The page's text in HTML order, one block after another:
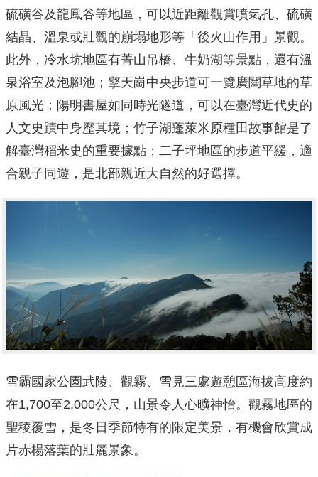
硫磺谷及龍鳳谷等地區，可以近距離觀賞噴氣孔、硫磺
結晶、溫泉或壯觀的崩塌地形等「後火山作用」景觀。
此外，冷水坑地區有菁山吊橋、牛奶湖等景點，還有溫
泉浴室及泡腳池；擎天崗中央步道可一覽廣闊草地的草
原風光；陽明書屋如同時光隧道，可以在臺灣近代史的
人文史蹟中身歷其境；竹子湖蓬萊米原種田故事館是了
解臺灣稻米史的重要據點；二子坪地區的步道平緩，適
合親子同遊，是北部親近大自然的好選擇。
雪霸國家公園武陵、觀霧、雪見三處遊憩區海拔高度約
在1,700至2,000公尺，山景令人心曠神怡。觀霧地區的
聖稜覆雪，是冬日季節特有的限定美景，有機會欣賞成
片赤楊落葉的壯麗景象。